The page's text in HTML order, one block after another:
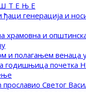
Т Е Њ Е
ђаци генерација и
храмовна и
и полагањем венаца
годишњица почетка
Светог